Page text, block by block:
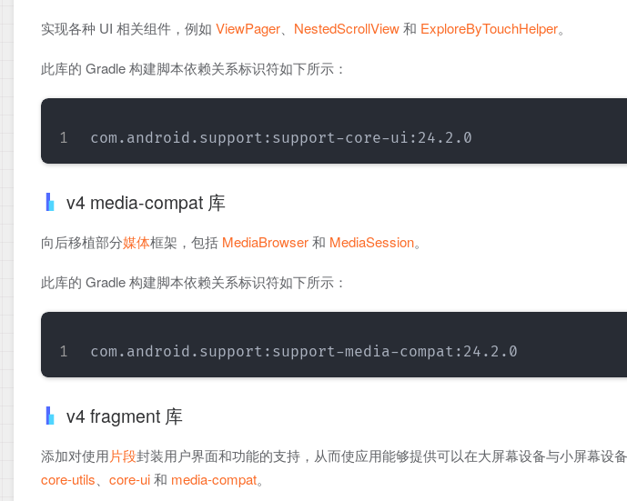
实现各种 UI 相关组件，例如 ViewPager NestedScrollView和 ExploreByTouchHelper。
此库的 Gradle 构建脚本依赖关系标识符如下所示：
v4 media-compat 库
向后移植部分媒体框架，包括 MediaBrowser和 MediaSession。
此库的 Gradle 构建脚本依赖关系标识符如下所示：
v4 fragment 库
添加对使用片段封装用户界面和功能的支持，从而使应用能够提供可以在大屏幕设备与小屏幕设
core-utils
core-ui和 media-compat。